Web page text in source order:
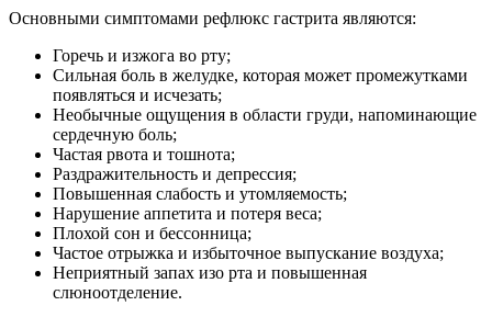
Основными симптомами рефлюкс гастрита являются:
Горечь и изжога во рту;
Сильная боль в желудке, которая может промежутками
появляться и исчезать;
Необычные ощущения в области груди, напоминающие
сердечную боль;
Частая рвота и тошнота;
Раздражительность и депрессия;
Повышенная слабость и утомляемость;
Нарушение аппетита и потеря веса;
Плохой сон и бессонница;
Частое отрыжка и избыточное выпускание воздуха;
Неприятный запах изо рта и повышенная
слюноотделение.